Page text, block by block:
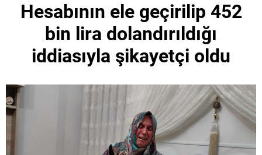
Hesabının ele geçirilip 452
bin lira dolandırıldığı
iddiasıyla şikayetçi oldu